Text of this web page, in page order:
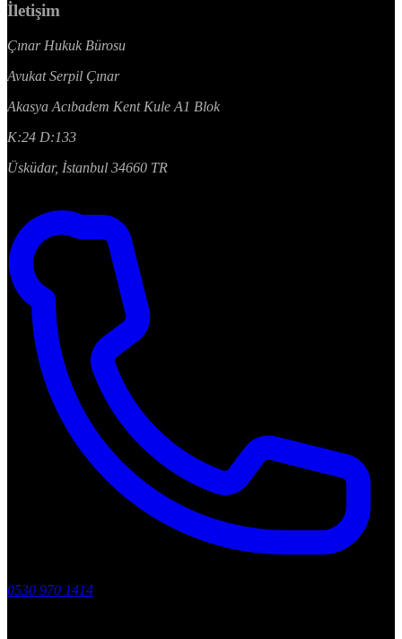
İletişim
Çınar Hukuk Bürosu
Avukat Serpil Çınar
Akasya Acıbadem Kent Kule A1 Blok
K:24 D:133
Üsküdar, İstanbul 34660 TR
0530 970 1414